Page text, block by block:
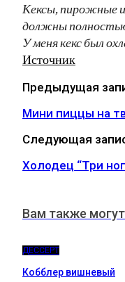
Кексы, пирожные
должны
У меня кекс был
Источник
Предыдущая
Мини пиццы на
Следующая
Холодец “Три
Вам также
ДЕССЕРТ
Кобблер вишневый